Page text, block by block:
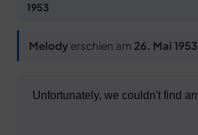
1953
Melody erschien am 26. Mai 1953